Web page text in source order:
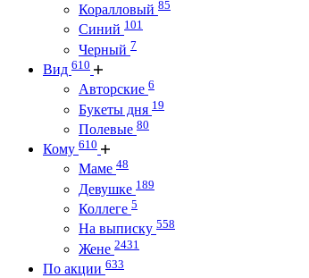
Коралловый 85
Синий 101
Черный 7
Вид 610
Авторские 6
Букеты дня 19
Полевые 80
Кому 610
Маме 48
Девушке 189
Коллеге 5
На выписку 558
Жене 2431
По акции 633